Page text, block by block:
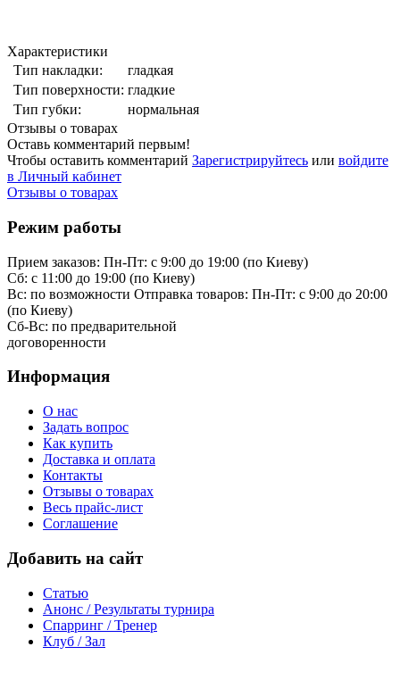
Характеристики
Тип накладки:
гладкая
Тип поверхности: гладкие
Тип губки:
нормальная
Отзывы о товарах
Оставь комментарий первым!
Чтобы оставить комментарий Зарегистрируйтесь или войдите
в Личный кабинет
Отзывы о товарах
Режим работы
Прием заказов: Пн-Пт: с 9:00 до 19:00 (по Киеву)
Cб: с 11:00 до 19:00 (по Киеву)
Вс: по возможности Отправка товаров: Пн-Пт: с 9:00 до 20:00
(по Киеву)
Cб-Вс: по предварительной
договоренности
Информация
О нас
Задать вопрос
Как купить
Доставка и оплата
Контакты
Отзывы о товарах
Весь прайс-лист
Соглашение
Добавить на сайт
Статью
Анонс / Результаты турнира
Спарринг / Тренер
Клуб / Зал